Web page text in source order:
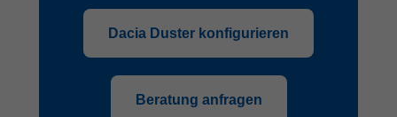
Dacia Duster konfigurieren
Beratung anfragen